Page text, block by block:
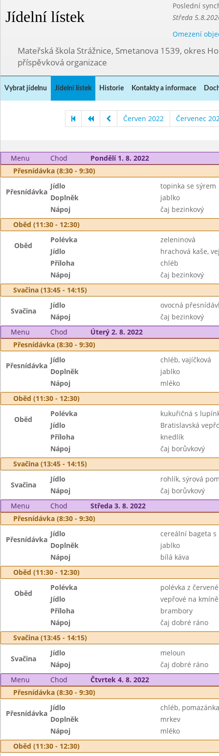
Jídelní lístek
Poslední
Středa
Omezení
Mateřská škola Strážnice, Smetanova 1539, okres
příspěvková organizace
Vybrat jídelnu Jídelní lístek Historie Kontakty a informace
Červen 2022 Červenec
Menu Chod
Pondělí 1. 8. 2022
Přesnídávka (8:30 - 9:30)
Přesnídávka
Jídlo
topinka se sýrem
Doplněk
jablko
Nápoj
čaj bezinkový
Oběd (11:30 - 12:30)
Oběd
Polévka
zeleninová
Jídlo
hrachová kaše,
Příloha
chléb
Nápoj
čaj bezinkový
Svačina (13:45 - 14:15)
Svačina
Jídlo
ovocná
Nápoj
čaj bezinkový
Menu
Chod
Úterý 2. 8. 2022
Přesnídávka (8:30 - 9:30)
Přesnídávka
Jídlo
chléb, vajíčková
Doplněk
jablko
Nápoj
mléko
Oběd (11:30 - 12:30)
Oběd
Polévka
kukuřičná s
Jídlo
Bratislavská
Příloha
knedlík
Nápoj
čaj borůvkový
Svačina (13:45 - 14:15)
Svačina
Jídlo
rohlík, sýrová
Nápoj
čaj borůvkový
Menu
Chod
Středa 3. 8. 2022
Přesnídávka (8:30 - 9:30)
Přesnídávka
Jídlo
cereální bageta
Doplněk
jablko
Nápoj
bílá káva
Oběd (11:30 - 12:30)
Oběd
Polévka
polévka z
Jídlo
vepřové na kmíně
Příloha
brambory
Nápoj
čaj dobré ráno
Svačina (13:45 - 14:15)
Svačina
Jídlo
meloun
Nápoj
čaj dobré ráno
Menu
Chod
Čtvrtek 4. 8. 2022
Přesnídávka (8:30 - 9:30)
Přesnídávka
Jídlo
chléb,
Doplněk
mrkev
Nápoj
mléko
Oběd (11:30 - 12:30)